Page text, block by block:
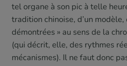
tel organe à son pic à telle
tradition chinoise, d’un modèle,
démontrées » au sens de la
(qui décrit, elle, des rythmes
mécanismes). Il ne faut donc